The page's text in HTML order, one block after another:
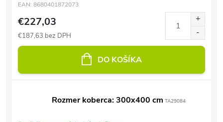
EAN: 8680401872073
€227,03
€187,63 bez DPH
DO KOŠÍKA
Rozmer koberca: 300x400 cm TA29084